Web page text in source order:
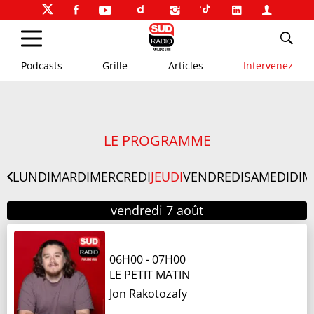
Podcasts Grille Articles Intervenez
LE PROGRAMME
LUNDIMARDIMERCREDIJEUDIVENDREDISAMEDI
vendredi 7 août
06H00-07H00
LE PETIT MATIN
Jon Rakotozafy